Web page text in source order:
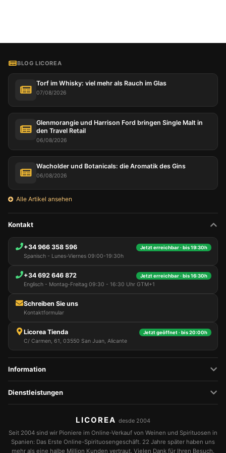
BLOG LICOREA
Torf im Whisky: viel mehr als Rauch im Glas
07/08/2026
Glenmorangie und Harrison Ford bringen Single Malt in
den Travel Retail
06/08/2026
Wacholder und Botanicals: die Aromatik des Gins
06/08/2026
Alle Artikel ansehen
Kontakt
+34 966 358 596 Jetzt erreichbar · bis 19:30h
Spanisch - Lunes-Viernes 09:00-19:30h
+34 692 646 872 Jetzt erreichbar · bis 16:30h
Englisch - Montag-Freitag 09:30 - 16:30 Uhr GTM+1
Schreiben Sie uns
Kontaktformular
Licorea Tienda Jetzt geöffnet · bis 20:00h
C/ Carmen, 61, 03550 San Juan, Alicante
Information
Dienstleistungen
LICOREA desde 2004
Seit 2004 sind wir Pioniere im Online-Verkauf von Weinen und Spirituosen in
Spanien: Das Erste Online-Spirituosengeschäft. 22 Jahre später haben uns
mehr als eine halbe Million Kunden vertraut. Vielen Dank für Ihren Besuch.